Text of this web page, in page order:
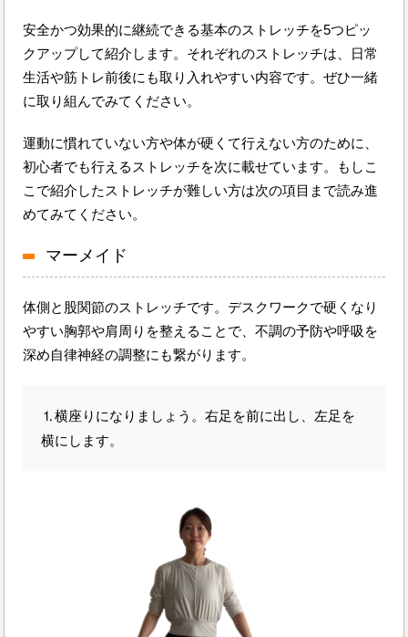
安全かつ効果的に継続できる基本のストレッチを5つピッ
クアップして紹介します。それぞれのストレッチは、日常
生活や筋トレ前後にも取り入れやすい内容です。ぜひ一緒
に取り組んでみてください。
運動に慣れていない方や体が硬くて行えない方のために、
初心者でも行えるストレッチを次に載せています。もしこ
こで紹介したストレッチが難しい方は次の項目まで読み進
めてみてください。
マーメイド
体側と股関節のストレッチです。デスクワークで硬くなり
やすい胸郭や肩周りを整えることで、不調の予防や呼吸を
深め自律神経の調整にも繋がります。
⒈横座りになりましょう。右足を前に出し、左足を
横にします。